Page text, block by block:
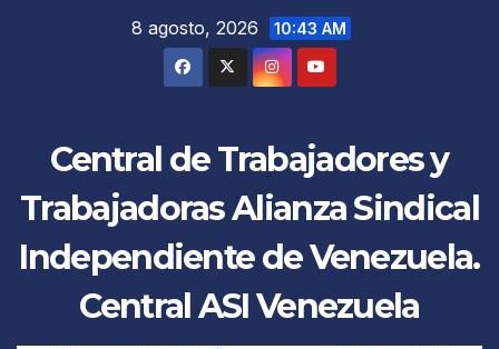
8 agosto, 2026 10:43 AM
Central de Trabajadores y
Trabajadoras Alianza Sindical
Independiente de Venezuela.
Central ASI Venezuela